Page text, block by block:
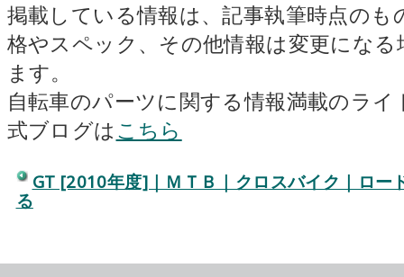
掲載している情報は、記事執筆時点のも
格やスペック、その他情報は変更になる
ます。
自転車のパーツに関する情報満載のライ
式ブログはこちら
GT [2010年度]｜ＭＴＢ｜クロスバイク｜ロー
る